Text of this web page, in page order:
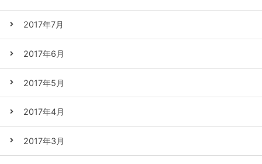
2017年7月
2017年6月
2017年5月
2017年4月
2017年3月